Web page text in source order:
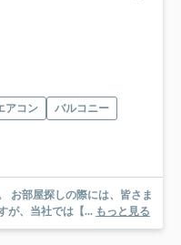
アコン
バルコニー
が、当社では【... もっと見る